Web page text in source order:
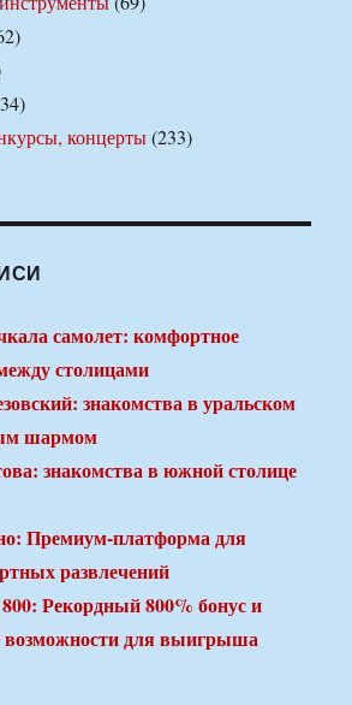
концерты(233)
самолет: комфортное
столицами
знакомства в уральском
шармом
знакомства в южной столице
Премиум-платформа для
развлечений
Рекордный 800% бонус и
возможности для выигрыша